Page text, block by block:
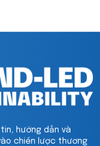
hướng dẫn và
chiến lược thương